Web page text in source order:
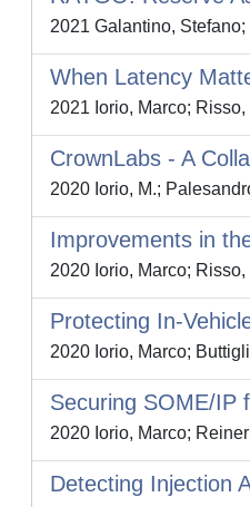
2021 Galantino,
When Latency
2021 Iorio, Marco;
CrownLabs - A
2020 Iorio, M.;
Improvements in
2020 Iorio, Marco;
Protecting In-
2020 Iorio, Marco;
Securing SOME/IP
2020 Iorio, Marco;
Detecting Injection